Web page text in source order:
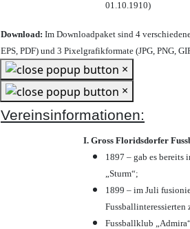
01.10.1910)
Download: Im Downloadpaket sind 4
EPS, PDF) und 3 Pixelgrafikformate (JPG, PNG,
×
×
Vereinsinformationen:
I. Gross Floridsdorfer
1897 – gab es bereits
„Sturm“;
1899 – im Juli
Fussballinteressierten
Fussballklub